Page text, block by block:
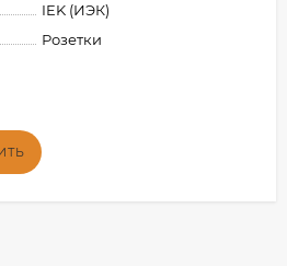
IEK (ИЭК)
Розетки